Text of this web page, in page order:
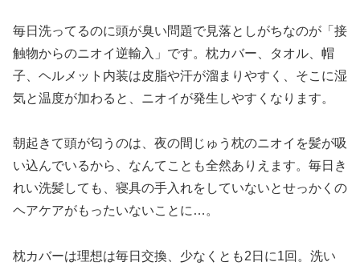
毎日洗ってるのに頭が臭い問題で見落としがちなのが「接
触物からのニオイ逆輸入」です。枕カバー、タオル、帽
子、ヘルメット内装は皮脂や汗が溜まりやすく、そこに湿
気と温度が加わると、ニオイが発生しやすくなります。
朝起きて頭が匂うのは、夜の間じゅう枕のニオイを髪が吸
い込んでいるから、なんてことも全然ありえます。毎日き
れい洗髪しても、寝具の手入れをしていないとせっかくの
ヘアケアがもったいないことに…。
枕カバーは理想は毎日交換、少なくとも2日に1回。洗い